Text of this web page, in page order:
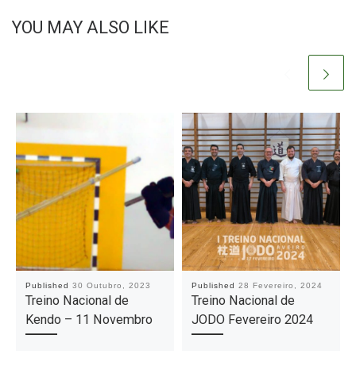
YOU MAY ALSO LIKE
Published 30 Outubro, 2023
Treino Nacional de
Kendo – 11 Novembro
Published 28 Fevereiro, 2024
Treino Nacional de
JODO Fevereiro 2024